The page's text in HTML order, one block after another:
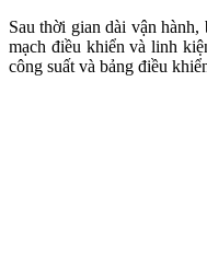
Sau thời gian dài vận
mạch điều khiển và linh
công suất và bảng điều